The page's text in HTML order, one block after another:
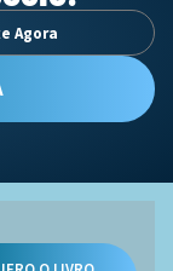
Agora